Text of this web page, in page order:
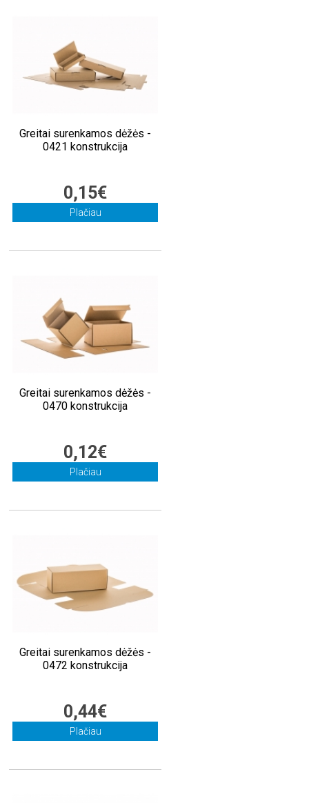
Greitai surenkamos dėžės -
0421 konstrukcija
0,15€
Plačiau
Greitai surenkamos dėžės -
0470 konstrukcija
0,12€
Plačiau
Greitai surenkamos dėžės -
0472 konstrukcija
0,44€
Plačiau